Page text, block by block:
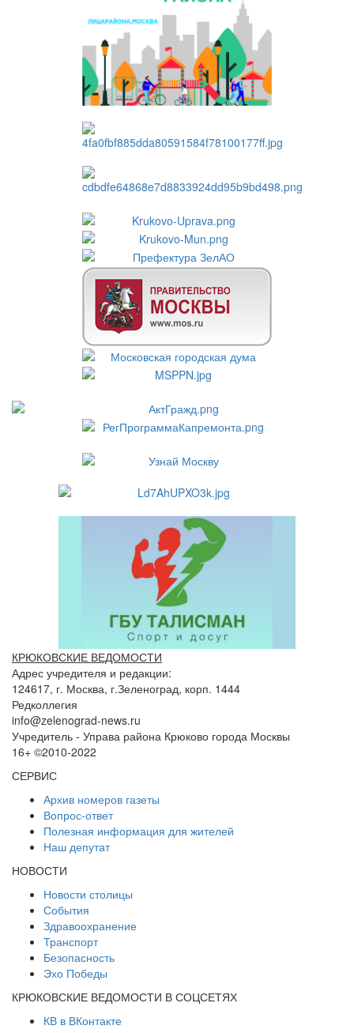
КРЮКОВСКИЕ ВЕДОМОСТИ
Адрес учредителя и редакции:
124617, г. Москва, г.Зеленоград, корп. 1444
Редколлегия
info@zelenograd-news.ru
Учредитель - Управа района Крюково города Москвы
16+ ©2010-2022
СЕРВИС
Архив номеров газеты
Вопрос-ответ
Полезная информация для жителей
Наш депутат
НОВОСТИ
Новости столицы
События
Здравоохранение
Транспорт
Безопасность
Эхо Победы
КРЮКОВСКИЕ ВЕДОМОСТИ В СОЦСЕТЯХ
КВ в ВКонтакте